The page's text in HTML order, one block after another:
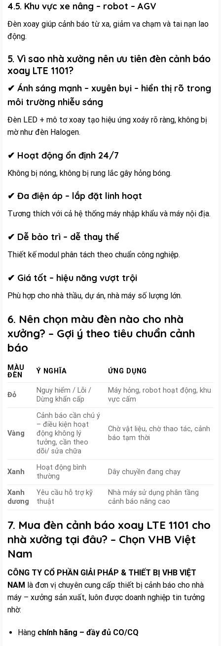
4.5. Khu vực xe nâng – robot – AGV
Đèn xoay giúp cảnh báo từ xa, giảm va chạm và tai nạn lao
động.
5. Vì sao nhà xưởng nên ưu tiên đèn cảnh báo
xoay LTE 1101?
✔ Ánh sáng mạnh – xuyên bụi – hiển thị rõ trong
môi trường nhiễu sáng
Đèn LED + mô tơ xoay tạo hiệu ứng xoáy rõ ràng, không bị
mờ như đèn Halogen.
✔ Hoạt động ổn định 24/7
Không bị nóng, không bị rung lắc gây hỏng bóng.
✔ Đa điện áp – lắp đặt linh hoạt
Tương thích với cả hệ thống máy nhập khẩu và máy nội địa.
✔ Dễ bảo trì – dễ thay thế
Thiết kế modul phân tách theo chuẩn công nghiệp.
✔ Giá tốt – hiệu năng vượt trội
Phù hợp cho nhà thầu, dự án, nhà máy số lượng lớn.
6. Nên chọn màu đèn nào cho nhà
xưởng? – Gợi ý theo tiêu chuẩn cảnh
báo
MÀU
ĐÈN
Ý NGHĨA ỨNG DỤNG
Đỏ
Nguy hiểm / Lỗi /
Dừng khẩn cấp
Máy hỏng, robot hoạt động, khu
vực cấm
Vàng
Cảnh báo cần chú ý
– điều kiện hoạt
động không lý
tưởng, cần theo
dõi/ sửa chữa
Chờ vật liệu, chờ thao tác, cảnh
báo tạm thời
Xanh
Hoạt động bình
thường
Dây chuyền đang chạy
Xanh
dương
Yêu cầu hỗ trợ kỹ
thuật
Nhà máy sử dụng phân tầng
cảnh báo nâng cao
7. Mua đèn cảnh báo xoay LTE 1101 cho
nhà xưởng tại đâu? – Chọn VHB Việt
Nam
CÔNG TY CỔ PHẦN GIẢI PHÁP & THIẾT BỊ VHB VIỆT
NAM là đơn vị chuyên cung cấp thiết bị cảnh báo cho nhà
máy – xưởng sản xuất, luôn được doanh nghiệp tin tưởng
nhờ:
Hàng chính hãng – đầy đủ CO/CQ